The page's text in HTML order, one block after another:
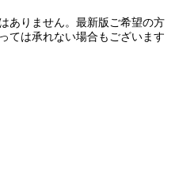
ありません。最新版ご希望の方
ては承れない場合もございます